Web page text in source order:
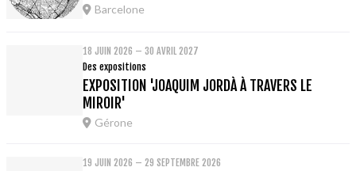
Barcelone
18 JUIN 2026 – 30 AVRIL 2027
Des expositions
EXPOSITION 'JOAQUIM JORDÀ À TRAVERS LE
MIROIR'
Gérone
19 JUIN 2026 – 29 SEPTEMBRE 2026